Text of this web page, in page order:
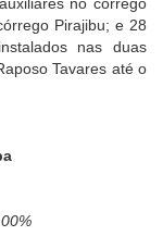
Pirajibu; e 28
nas duas
Tavares até o